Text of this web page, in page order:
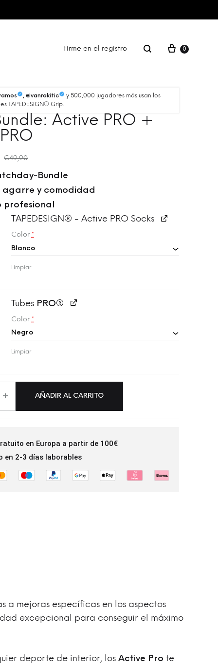
Firme en el registro 0
, @ivanrakitic
y 500,000 jugadores más usan los
TAPEDESIGN® Grip.
Active PRO +
€49,90
Bundle
agarre y comodidad
profesional
TAPEDESIGN® - Active PRO Socks
Color*
Limpiar
Tubes PRO®
Color *
Limpiar
AÑADIR AL CARRITO
en Europa a partir de 100€
en 2-3 días laborables
mejoras específicas en los aspectos
excepcional para conseguir el máximo
deporte de interior, los Active Pro te